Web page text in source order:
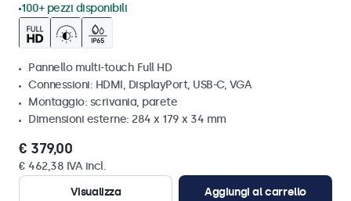
100+ pezzi disponibili
Pannello multi-touch Full HD
Connessioni: HDMI, DisplayPort, USB-C, VGA
Montaggio: scrivania, parete
Dimensioni esterne: 284 x 179 x 34 mm
€ 379,00
€ 462,38 IVA incl.
Visualizza
Aggiungi al carrello